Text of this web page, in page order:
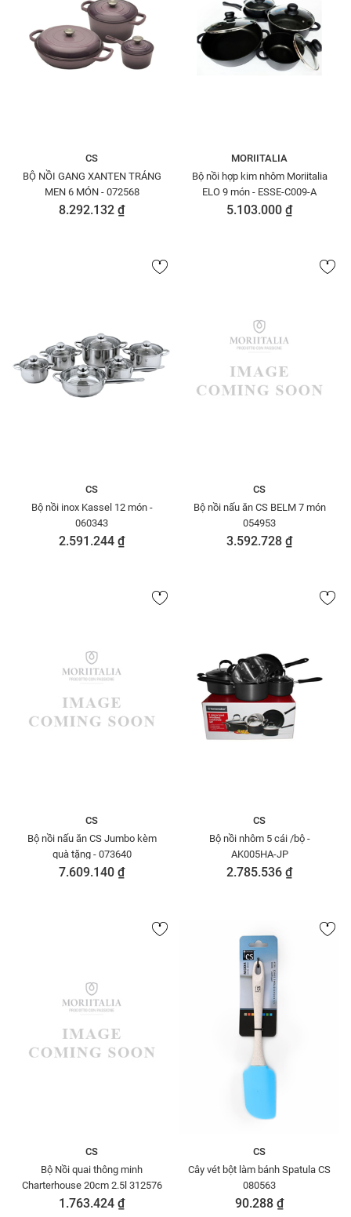
CS
BỘ NỒI GANG XANTEN TRÁNG
MEN 6 MÓN - 072568
8.292.132 ₫
MORIITALIA
Bộ nồi hợp kim nhôm Moriitalia
ELO 9 món - ESSE-C009-A
5.103.000 ₫
CS
Bộ nồi inox Kassel 12 món -
060343
2.591.244 ₫
CS
Bộ nồi nấu ăn CS BELM 7 món
054953
3.592.728 ₫
CS
Bộ nồi nấu ăn CS Jumbo kèm
quà tặng - 073640
7.609.140 ₫
CS
Bộ nồi nhôm 5 cái /bộ -
AK005HA-JP
2.785.536 ₫
CS
Bộ Nồi quai thông minh
Charterhouse 20cm 2.5l 312576
1.763.424 ₫
CS
Cây vét bột làm bánh Spatula CS
080563
90.288 ₫